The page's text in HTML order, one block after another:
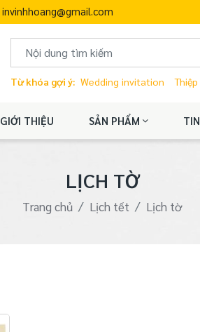
invinhhoang@gmail.com
Từ khóa gợi ý: Wedding invitation
GIỚI THIỆU SẢN PHẨM
LỊCH TỜ
Trang chủ Lịch tết Lịch tờ